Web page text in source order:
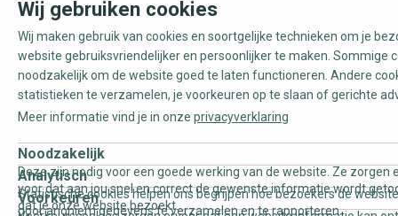
Wij gebruiken cookies
Wij maken gebruik van cookies en soortgelijke technieken om je
website gebruiksvriendelijker en persoonlijker te maken. Sommige
noodzakelijk om de website goed te laten functioneren. Andere
statistieken te verzamelen, je voorkeuren op te slaan of gerichte
Meer informatie vind je in onze privacyverklaring
Noodzakelijk
Deze zijn nodig voor een goede werking van de website. Ze zorgen
voor dat aan jou snel en correct de gewenste informatie wordt
dat je onze website bezoekt.
Analytisch
Statistische cookies helpen ons begrijpen hoe bezoekers de
door anoniem gegevens te verzamelen en te rapporteren.
Voorkeuren